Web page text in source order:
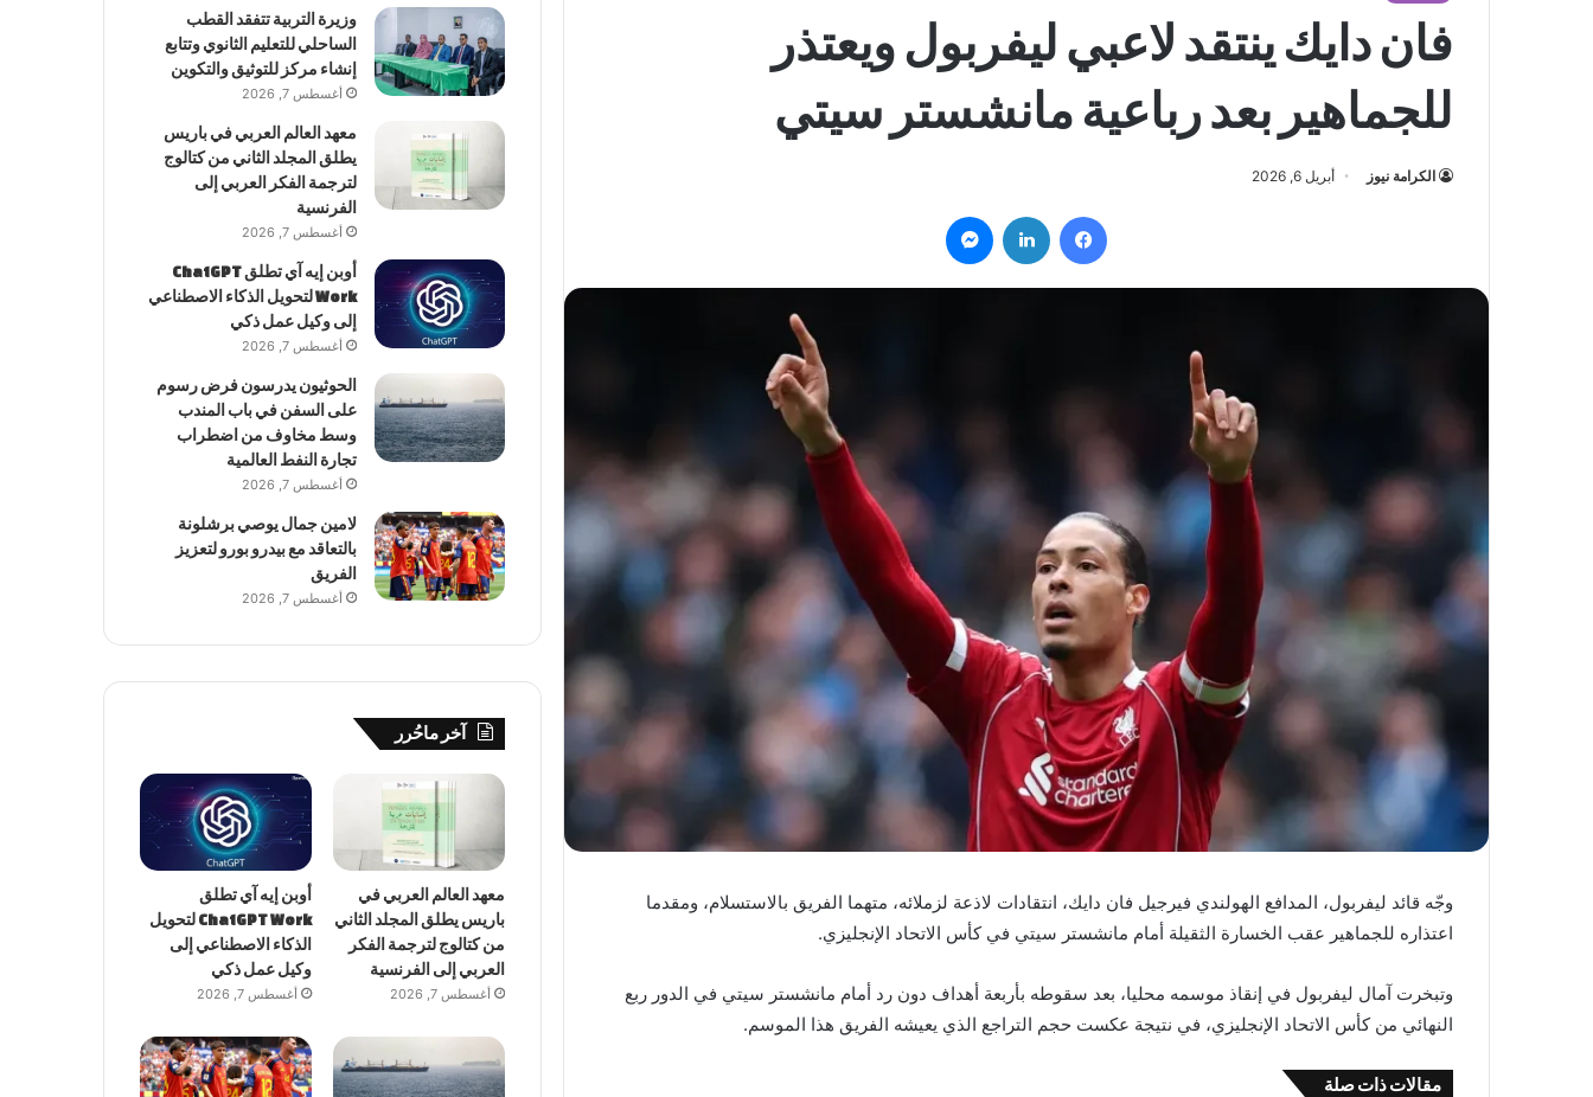
فان دايك ينتقد لاعبي ليفربول ويعتذر
للجماهير بعد رباعية مانشستر سيتي
الكرامة نيوز أبريل 6, 2026
فيسبوك لينكدإن
وجّه قائد ليفربول، المدافع الهولندي فيرجيل فان دايك، انتقادات لاذعة لزملائه، متهما الفريق بالاستسلام، ومقدما
اعتذاره للجماهير عقب الخسارة الثقيلة أمام مانشستر سيتي في كأس الاتحاد الإنجليزي.
وتبخرت آمال ليفربول في إنقاذ موسمه محليا، بعد سقوطه بأربعة أهداف دون رد أمام مانشستر سيتي في الدور ربع
النهائي من كأس الاتحاد الإنجليزي، في نتيجة عكست حجم التراجع الذي يعيشه الفريق هذا الموسم.
مقالات ذات صلة
وزيرة التربية تتفقد القطب
الساحلي للتعليم الثانوي وتتابع
إنشاء مركز للتوثيق والتكوين
أغسطس 7, 2026
معهد العالم العربي في باريس
يطلق المجلد الثاني من كتالوج
لترجمة الفكر العربي إلى
الفرنسية
أغسطس 7, 2026
أوبن إيه آي تطلق ChatGPT
Work لتحويل الذكاء الاصطناعي
إلى وكيل عمل ذكي
أغسطس 7, 2026
الحوثيون يدرسون فرض رسوم
على السفن في باب المندب
وسط مخاوف من اضطراب
تجارة النفط العالمية
أغسطس 7, 2026
لامين جمال يوصي برشلونة
بالتعاقد مع بيدرو بورو لتعزيز
الفريق
أغسطس 7, 2026
آخر ماحُرر
معهد العالم العربي في
باريس يطلق المجلد الثاني
من كتالوج لترجمة الفكر
العربي إلى الفرنسية
أغسطس 7, 2026
أوبن إيه آي تطلق
ChatGPT Work لتحويل
الذكاء الاصطناعي إلى
وكيل عمل ذكي
أغسطس 7, 2026